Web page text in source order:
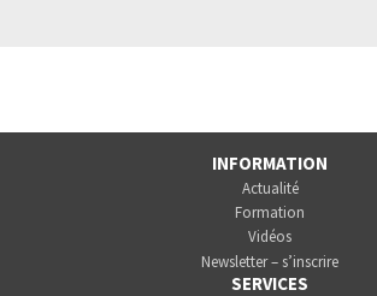
INFORMATION
Actualité
Formation
Vidéos
Newsletter – s’inscrire
SERVICES